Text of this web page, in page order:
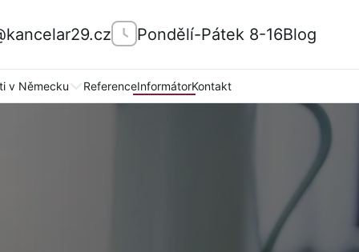
Pondělí-Pátek 8-16Blog
v Německu ReferenceInformátorKontakt